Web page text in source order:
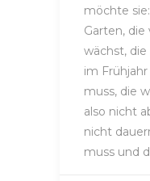
möchte
Garten, die
wächst, die
im
muss, die
also nicht
nicht
muss und